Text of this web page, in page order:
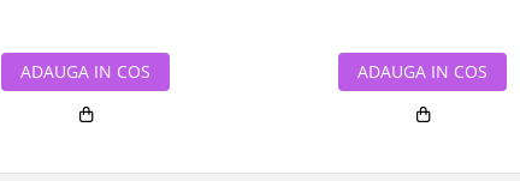
ADAUGA IN COS ADAUGA IN COS